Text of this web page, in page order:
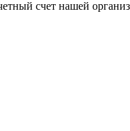
счет нашей